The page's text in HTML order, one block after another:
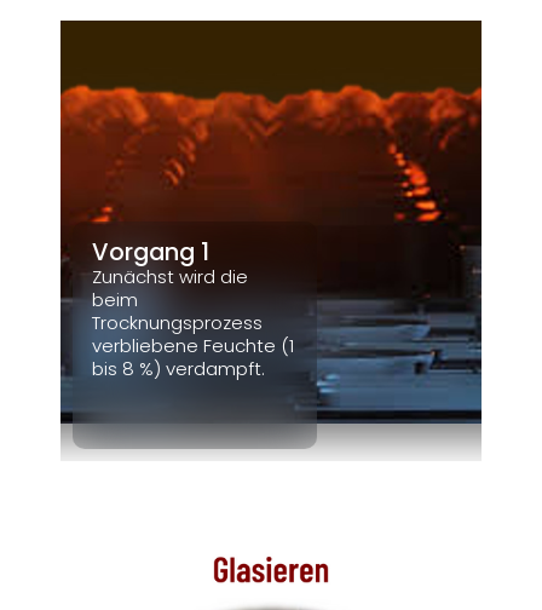
Vorgang 1
Zunächst wird die
beim
Trocknungsprozess
verbliebene Feuchte (1
bis 8 %) verdampft.